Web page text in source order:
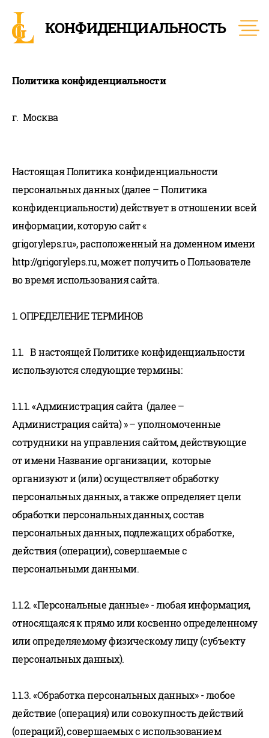
КОНФИДЕНЦИАЛЬНОСТЬ
Политика конфиденциальности
г. Москва
Настоящая Политика конфиденциальности
персональных данных (далее – Политика
конфиденциальности) действует в отношении всей
информации, которую сайт «
grigoryleps.ru», расположенный на доменном имени
http://grigoryleps.ru, может получить о Пользователе
во время использования сайта.
1. ОПРЕДЕЛЕНИЕ ТЕРМИНОВ
1.1. В настоящей Политике конфиденциальности
используются следующие термины:
1.1.1. «Администрация сайта (далее –
Администрация сайта) » – уполномоченные
сотрудники на управления сайтом, действующие
от имени Название организации, которые
организуют и (или) осуществляет обработку
персональных данных, а также определяет цели
обработки персональных данных, состав
персональных данных, подлежащих обработке,
действия (операции), совершаемые с
персональными данными.
1.1.2. «Персональные данные» - любая информация,
относящаяся к прямо или косвенно определенному
или определяемому физическому лицу (субъекту
персональных данных).
1.1.3. «Обработка персональных данных» - любое
действие (операция) или совокупность действий
(операций), совершаемых с использованием